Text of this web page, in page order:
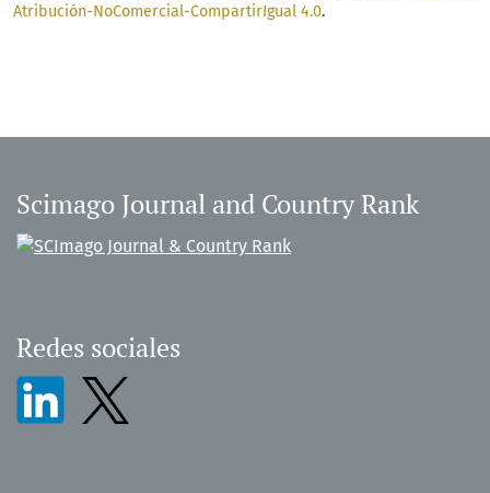
Atribución-NoComercial-CompartirIgual 4.0.
Scimago Journal and Country Rank
Redes sociales